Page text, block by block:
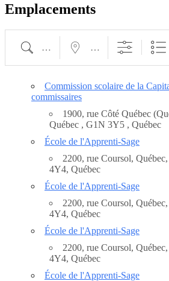
Emplacements
Recherche Proche de ...
Commission scolaire de la
commissaires
1900, rue Côté Québec
Québec , G1N 3Y5 , Québec
École de l'Apprenti-Sage
2200, rue Coursol,
4Y4, Québec
École de l'Apprenti-Sage
2200, rue Coursol,
4Y4, Québec
École de l'Apprenti-Sage
2200, rue Coursol,
4Y4, Québec
École de l'Apprenti-Sage